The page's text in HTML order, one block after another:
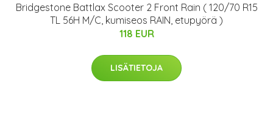
Bridgestone Battlax Scooter 2 Front Rain ( 120/70 R15
TL 56H M/C, kumiseos RAIN, etupyörä )
118 EUR
LISÄTIETOJA